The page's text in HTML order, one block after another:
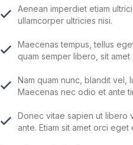
Aenean imperdiet etiam
ullamcorper ultricies nisi.
Maecenas tempus, tellus
quam semper libero, sit
Nam quam nunc, blandit vel,
Maecenas nec odio et ante
Donec vitae sapien ut libero
ante. Etiam sit amet orci